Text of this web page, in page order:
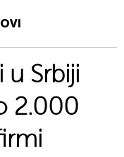
Srbiji
2.000